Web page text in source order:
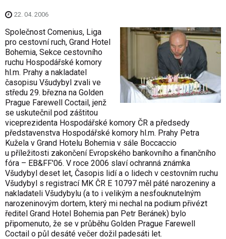
22. 04. 2006
Společnost Comenius, Liga
pro cestovní ruch, Grand Hotel
Bohemia, Sekce cestovního
ruchu Hospodářské komory
hl.m. Prahy a nakladatel
časopisu Všudybyl zvali ve
středu 29. března na Golden
Prague Farewell Coctail, jenž
se uskutečnil pod záštitou
viceprezidenta Hospodářské komory ČR a předsedy
představenstva Hospodářské komory hl.m. Prahy Petra
Kužela v Grand Hotelu Bohemia v sále Boccaccio
u příležitosti zakončení Evropského bankovního a finančního
fóra – EB&FF'06. V roce 2006 slaví ochranná známka
Všudybyl deset let, Časopis lidí a o lidech v cestovním ruchu
Všudybyl s registrací MK ČR E 10797 měl páté narozeniny a
nakladateli Všudybylu (a to i velikým a nesfouknutelným
narozeninovým dortem, který mi nechal na podium přivézt
ředitel Grand Hotel Bohemia pan Petr Beránek) bylo
připomenuto, že se v průběhu Golden Prague Farewell
Coctail o půl desáté večer dožil padesáti let.